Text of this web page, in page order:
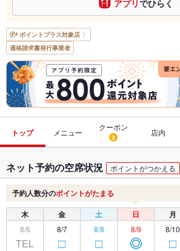
アプリでひらく
ポイントプラス対象店
適格請求書発行事業者
トップ メニュー
クーポン
3 店内
ネット予約の空席状況 ポイントがつかえる
予約人数分のポイントがたまる
木 金 土 日 月
8/6
TEL
8/7
□
8/8
□
8/9
◎
8/10
□